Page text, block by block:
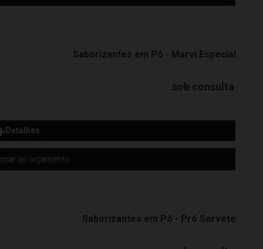
Saborizantes em Pó - Marvi Especial
sob consulta
Detalhes
ao orçamento
Saborizantes em Pó - Pró Sorvete